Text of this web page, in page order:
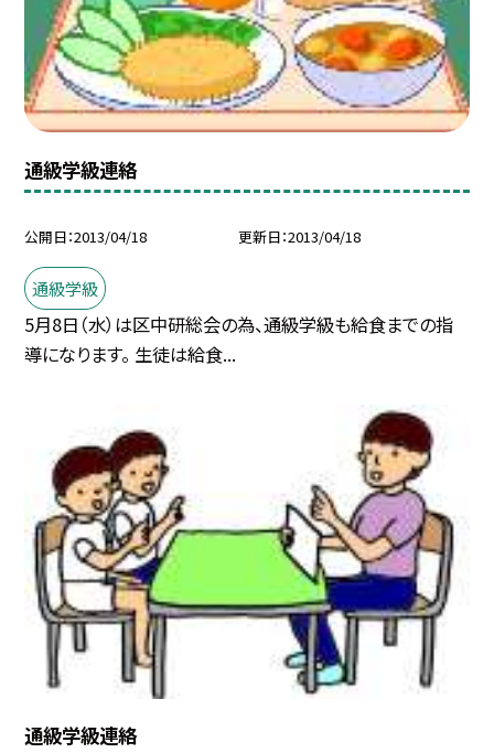
通級学級連絡
公開日 2013/04/18 更新日 2013/04/18
通級学級
5月8日（水）は区中研総会の為、通級学級も給食までの指
導になります。 生徒は給食...
通級学級連絡